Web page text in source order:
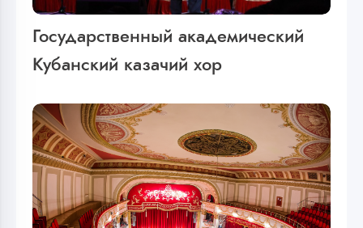
Государственный академический
Кубанский казачий хор